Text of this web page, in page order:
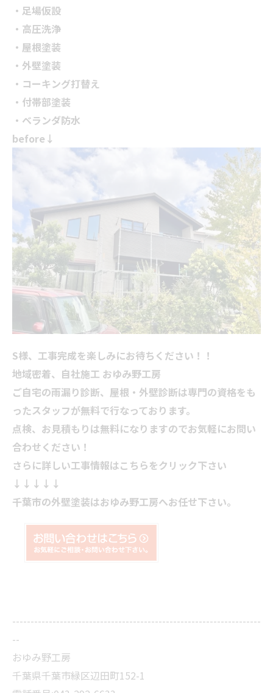
・足場仮設
・高圧洗浄
・屋根塗装
・外壁塗装
・コーキング打替え
・付帯部塗装
・ベランダ防水
before↓
S様、工事完成を楽しみにお待ちください！！
地域密着、自社施工 おゆみ野工房
ご自宅の雨漏り診断、屋根・外壁診断は専門の資格をも
ったスタッフが無料で行なっております。
点検、お見積もりは無料になりますのでお気軽にお問い
合わせください！
さらに詳しい工事情報はこちらをクリック下さい
↓↓↓↓↓
千葉市の外壁塗装はおゆみ野工房へお任せ下さい。
--------------------------------------------------------------------
--
おゆみ野工房
千葉県千葉市緑区辺田町152-1